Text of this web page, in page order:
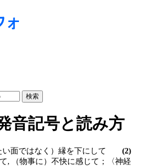
音記号と読み方
い面ではなく）縁を下にして (2)
, （物事に）不快に感じて；〈神経